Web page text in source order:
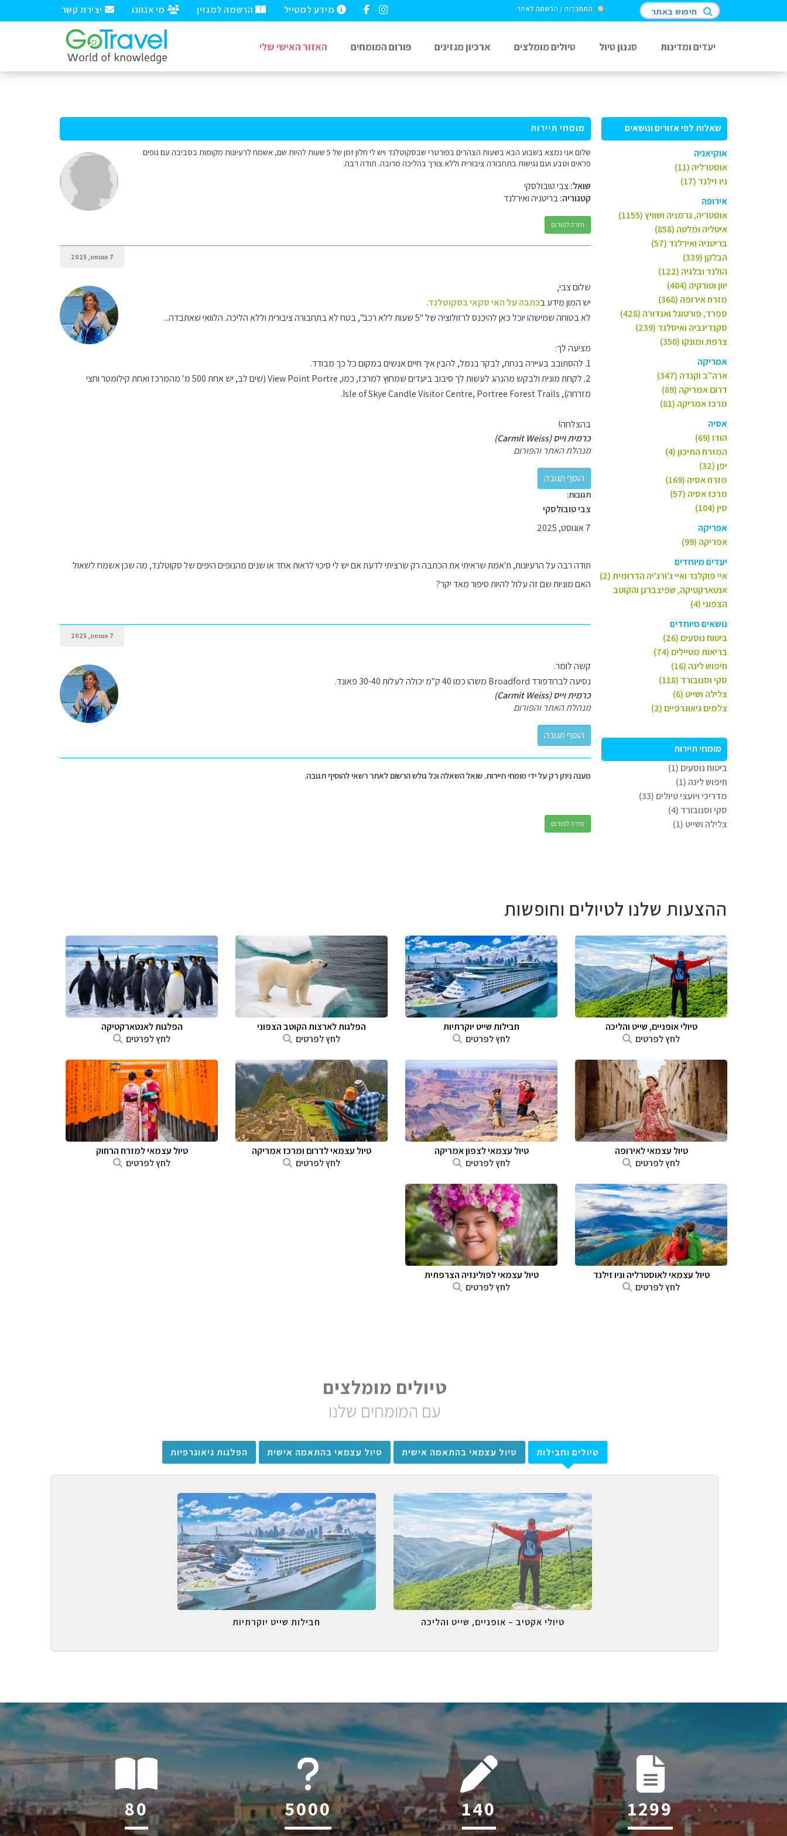
יצירת קשר מי אנחנו הרשמה למגזין מידע למטייל התחברות / הרשמה לאתר חיפוש באתר
יעדים ומדינות סגנון טיול טיולים מומלצים ארכיון מגזינים פורום המומחים האזור האישי שלי
שאלות לפי אזורים ונושאים
אוקיאניה
אוסטרליה (11)
ניו זילנד (17)
אירופה
אוסטריה, גרמניה ושוויץ (1155)
איטליה ומלטה (858)
בריטניה ואירלנד (57)
הבלקן (339)
הולנד ובלגיה (122)
יוון וטורקיה (404)
מזרח אירופה (368)
ספרד, פורטוגל ואנדורה (428)
סקנדינביה ואיסלנד (239)
צרפת ומונקו (350)
אמריקה
ארה"ב וקנדה (347)
דרום אמריקה (89)
מרכז אמריקה (81)
אסיה
הודו (69)
המזרח התיכון (4)
יפן (32)
מזרח אסיה (169)
מרכז אסיה (57)
סין (104)
אפריקה
אפריקה (99)
יעדים מיוחדים
איי פוקלנד ואיי ג'ורג'יה הדרומית (2)
אנטארקטיקה, שפיצברגן והקוטב
הצפוני (4)
נושאים מיוחדים
ביטוח נוסעים (26)
בריאות מטיילים (74)
חיפוש לינה (16)
סקי וסנובורד (118)
צלילה ושייט (6)
צלמים גיאוגרפיים (2)
מומחי תיירות
ביטוח נוסעים (1)
חיפוש לינה (1)
מדריכי ויועצי טיולים (33)
סקי וסנובורד (4)
צלילה ושייט (1)
מומחי תיירות
שלום אני נמצא בשבוע הבא בשעות הצהרים בפורטרי שבסקוטלנד ויש לי חלון זמן של 5 שעות להיות שם, אשמח לרעיונות מקומות בסביבה עם נופים
פראים וטבע ועם נגישות בתחבורה ציבורית וללא צורך בהליכה מרובה. תודה רבה.
שואל:צבי טובולסקי
קטגוריה:בריטניה ואירלנד
חזרה לפורום
7 אוגוסט, 2025
שלום צבי,
יש המון מידע בכתבה על האי סקאי בסקוטלנד.
לא בטוחה שמישהו יוכל כאן להיכנס לרזולוציה של "5 שעות ללא רכב", בטח לא בתחבורה ציבורית וללא הליכה.
הלוואי שאתבדה...
מציעה לך:
1. להסתובב בעיירה בנחת, לבקר בנמל, להבין איך חיים אנשים במקום כל כך מבודד.
2. לקחת מונית ולבקש מהנהג לעשות לך סיבוב ביעדים שמחוץ למרכז, כמו,
View Point Portre
(שים לב, יש אחת 500 מ′ מהמרכז ואחת קילומטר וחצי
מזרחה),
Isle of Skye Candle Visitor Centre, Portree Forest Trails.
בהצלחה!
כרמית וייס (Carmit Weiss)
מנהלת האתר והפורום
תגובות:
צבי טובולסקי
7 אוגוסט, 2025
תודה רבה על הרעיונות, ת'אמת שראיתי את הכתבה רק שרציתי לדעת אם יש לי סיכוי לראות אחד או שנים מהנופים היפים של סקוטלנד, מה שכן אשמח לשאול
האם מוניות שם זה עלול להיות סיפור מאד יקר?
7 אוגוסט, 2025
קשה לומר.
נסיעה לברודפורד Broadford משהו כמו 40 ק"מ יכולה לעלות 30-40 פאונד.
כרמית וייס (Carmit Weiss)
מנהלת האתר והפורום
מענה ניתן רק על ידי מומחי תיירות. שואל השאלה וכל גולש הרשום לאתר רשאי להוסיף תגובה.
חזרה לפורום
ההצעות שלנו לטיולים וחופשות
טיולי אופניים, שייט והליכה
לחץ לפרטים
חבילות שייט יוקרתיות
לחץ לפרטים
הפלגות לארצות הקוטב הצפוני
לחץ לפרטים
הפלגות לאנטארקטיקה
לחץ לפרטים
טיול עצמאי לאירופה
לחץ לפרטים
טיול עצמאי לצפון אמריקה
לחץ לפרטים
טיול עצמאי לדרום ומרכז אמריקה
לחץ לפרטים
טיול עצמאי למזרח הרחוק
לחץ לפרטים
טיול עצמאי לאוסטרליה וניו זילנד
לחץ לפרטים
טיול עצמאי לפולינזיה הצרפתית
לחץ לפרטים
טיולים מומלצים
עם המומחים שלנו
טיולים וחבילות טיול עצמאי בהתאמה אישית טיול עצמאי בהתאמה אישית הפלגות גיאוגרפיות
טיולי אקטיב – אופניים, שייט והליכה חבילות שייט יוקרתיות
121 6045 212 1971